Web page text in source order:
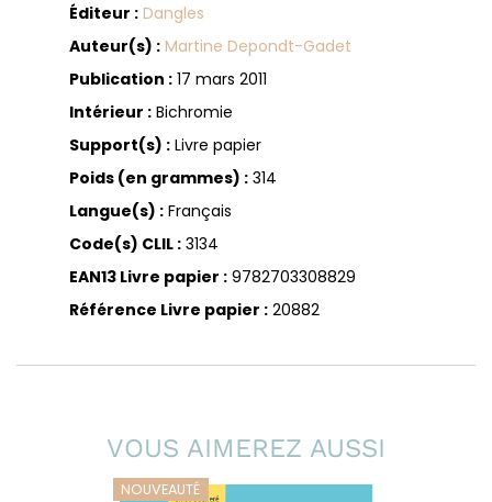
Éditeur : Dangles
Auteur(s) : Martine Depondt-Gadet
Publication :17 mars 2011
Intérieur :Bichromie
Support(s) :Livre papier
Poids (en grammes) :314
Langue(s) :Français
Code(s) CLIL :3134
EAN13 Livre papier :9782703308829
Référence Livre papier :20882
VOUS AIMEREZ AUSSI
NOUVEAUTÉ